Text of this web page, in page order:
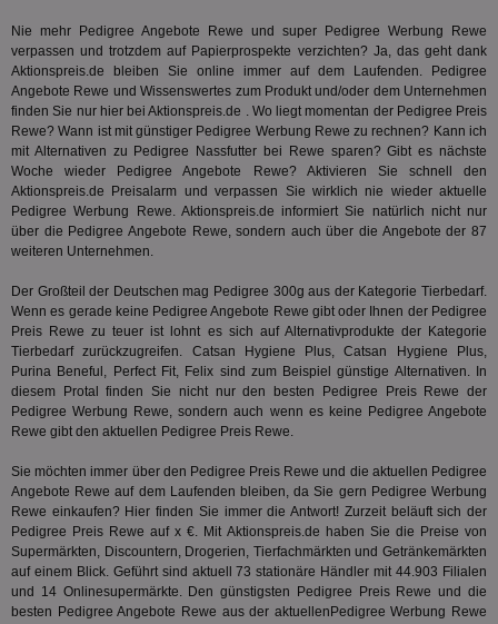
Nie mehr Pedigree Angebote Rewe und super Pedigree Werbung Rewe
verpassen und trotzdem auf Papierprospekte verzichten? Ja, das geht dank
Aktionspreis.de bleiben Sie online immer auf dem Laufenden. Pedigree
Angebote Rewe und Wissenswertes zum Produkt und/oder dem Unternehmen
finden Sie nur hier bei Aktionspreis.de . Wo liegt momentan der Pedigree Preis
Rewe? Wann ist mit günstiger Pedigree Werbung Rewe zu rechnen? Kann ich
mit Alternativen zu Pedigree Nassfutter bei Rewe sparen? Gibt es nächste
Woche wieder Pedigree Angebote Rewe? Aktivieren Sie schnell den
Aktionspreis.de Preisalarm und verpassen Sie wirklich nie wieder aktuelle
Pedigree Werbung Rewe. Aktionspreis.de informiert Sie natürlich nicht nur
über die Pedigree Angebote Rewe, sondern auch über die Angebote der 87
weiteren Unternehmen.
Der Großteil der Deutschen mag Pedigree 300g aus der Kategorie Tierbedarf.
Wenn es gerade keine Pedigree Angebote Rewe gibt oder Ihnen der Pedigree
Preis Rewe zu teuer ist lohnt es sich auf Alternativprodukte der Kategorie
Tierbedarfzurückzugreifen. Catsan Hygiene Plus, Catsan Hygiene Plus,
Purina Beneful, Perfect Fit, Felix sind zum Beispiel günstige Alternativen. In
diesem Protal finden Sie nicht nur den besten Pedigree Preis Rewe der
Pedigree Werbung Rewe, sondern auch wenn es keine Pedigree Angebote
Rewe gibt den aktuellen Pedigree Preis Rewe.
Sie möchten immer über den Pedigree Preis Rewe und die aktuellen Pedigree
Angebote Rewe auf dem Laufenden bleiben, da Sie gern Pedigree Werbung
Rewe einkaufen? Hier finden Sie immer die Antwort! Zurzeit beläuft sich der
Pedigree Preis Rewe auf x €. Mit Aktionspreis.de haben Sie die Preise von
Supermärkten, Discountern, Drogerien, Tierfachmärkten und Getränkemärkten
auf einem Blick. Geführt sind aktuell 73 stationäre Händler mit 44.903 Filialen
und 14 Onlinesupermärkte. Den günstigsten Pedigree Preis Rewe und die
besten Pedigree Angebote Rewe aus der aktuellenPedigree Werbung Rewe
zu
c
.creative-
serving.com
12 Monate
wie
die
Es
über
des
fw_ts
.optinadserving.com 1 Jahr
zu
die
hilft
und
pi
TradeTracker
.pubmatic.com
1 Tag
der
uid-bp-26913
.ads.stickyadstv.com 1 Monat
wfivefivec
KADUSERCOOKIE
PubMatic Inc.
.pubmatic.com
1 Jahr
A3
Yahoo! Inc.
.yahoo.com
1 Jahr
.teads.tv
Tage
adx_ts
ORTEC B.V.
.optinadserving.com
1 Jahr
__gpi .aktionspreis.de
1 Jahr
uid-bp-892
.ads.stickyadstv.com
2 Monate
receive-
cookie-
deprecation
.adnxs.com
1 Jahr 1
Monat
__eoi .aktionspreis.de
6 Monate
uid-bp-717
.ads.stickyadstv.com
1 Monat
uid-bp-23329
.ads.stickyadstv.com
2 Monate
i
uid-bp-951 .ads.stickyadstv.com
2 Monate
receive-
cookie-
deprecation
.criteo.com 1 Jahr
APC .doubleclick.net 6 Monate